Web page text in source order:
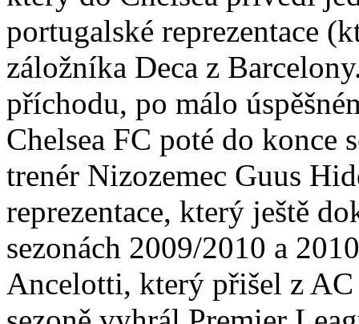
portugalské reprezentace
záložníka Deca z
příchodu, po málo
Chelsea FC poté do
trenér Nizozemec Guus
reprezentace, který ještě
sezonách 2009/2010 a
Ancelotti, který přišel z